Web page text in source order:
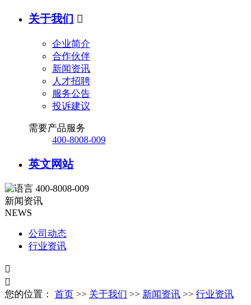
关于我们 
企业简介
合作伙伴
新闻资讯
人才招聘
服务公告
投诉建议
需要产品服务
400-8008-009
英文网站
400-8008-009
新闻资讯
NEWS
公司动态
行业资讯


您的位置：
首页 >> 关于我们 >> 新闻资讯 >> 行业资讯